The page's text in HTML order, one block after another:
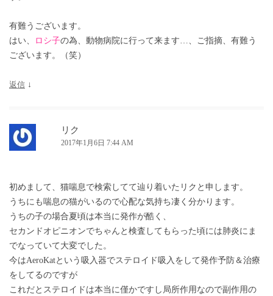
有難うございます。
はい、
ロシ子の為、動物病院に行って来ます…、ご指摘、有難う
ございます。（笑）
返信 ↓
リク
2017年1月6日 7:44 AM
初めまして、猫喘息で検索してて辿り着いたリクと申します。
うちにも喘息の猫がいるので心配な気持ち凄く分かります。
うちの子の場合夏頃は本当に発作が酷く、
セカンドオピニオンでちゃんと検査してもらった頃には肺炎にま
でなっていて大変でした。
今はAeroKatという吸入器でステロイド吸入をして発作予防＆治療
をしてるのですが
これだとステロイドは本当に僅かですし局所作用なので副作用の